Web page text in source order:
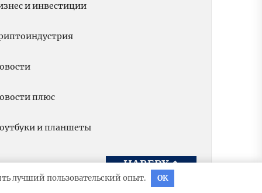
и инвестиции
плюс
и планшеты
НАВЕРХ↑
лучший пользовательский опыт. OK